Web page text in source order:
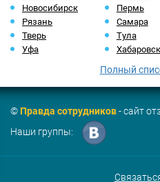
Новосибирск
Пермь
Рязань
Самара
Тверь
Тула
Уфа
Хабаровск
Полный
©Правда сотрудников- сайт
Наши группы: